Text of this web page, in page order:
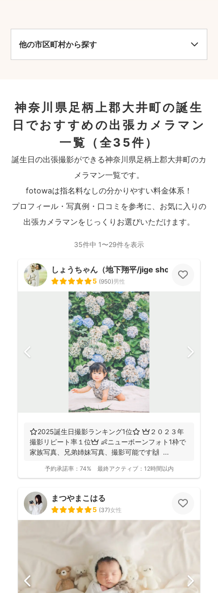
他の市区町村から探す
神奈川県足柄上郡大井町の誕生
日でおすすめの出張カメラマン
一覧
（全35件）
誕生日の出張撮影ができる神奈川県足柄上郡大井町のカ
メラマン一覧です。
fotowaは指名料なしの分かりやすい料金体系！
プロフィール・写真例・口コミを参考に、お気に入りの
出張カメラマンをじっくりお選びいただけます。
35件中 1〜29件を表示
しょうちゃん（地下翔平/jige shohe）
5 (950)男性
⭐️2025誕生日撮影ランキング1位⭐️ 👑２０２３年
撮影リピート率１位👑 👶ニューボーンフォト1枠で
家族写真、兄弟姉妹写真、撮影可能です🙌 ...
予約承諾率： 74% 最終アクティブ： 12時間以内
まつやまこはる
5 (37)女性